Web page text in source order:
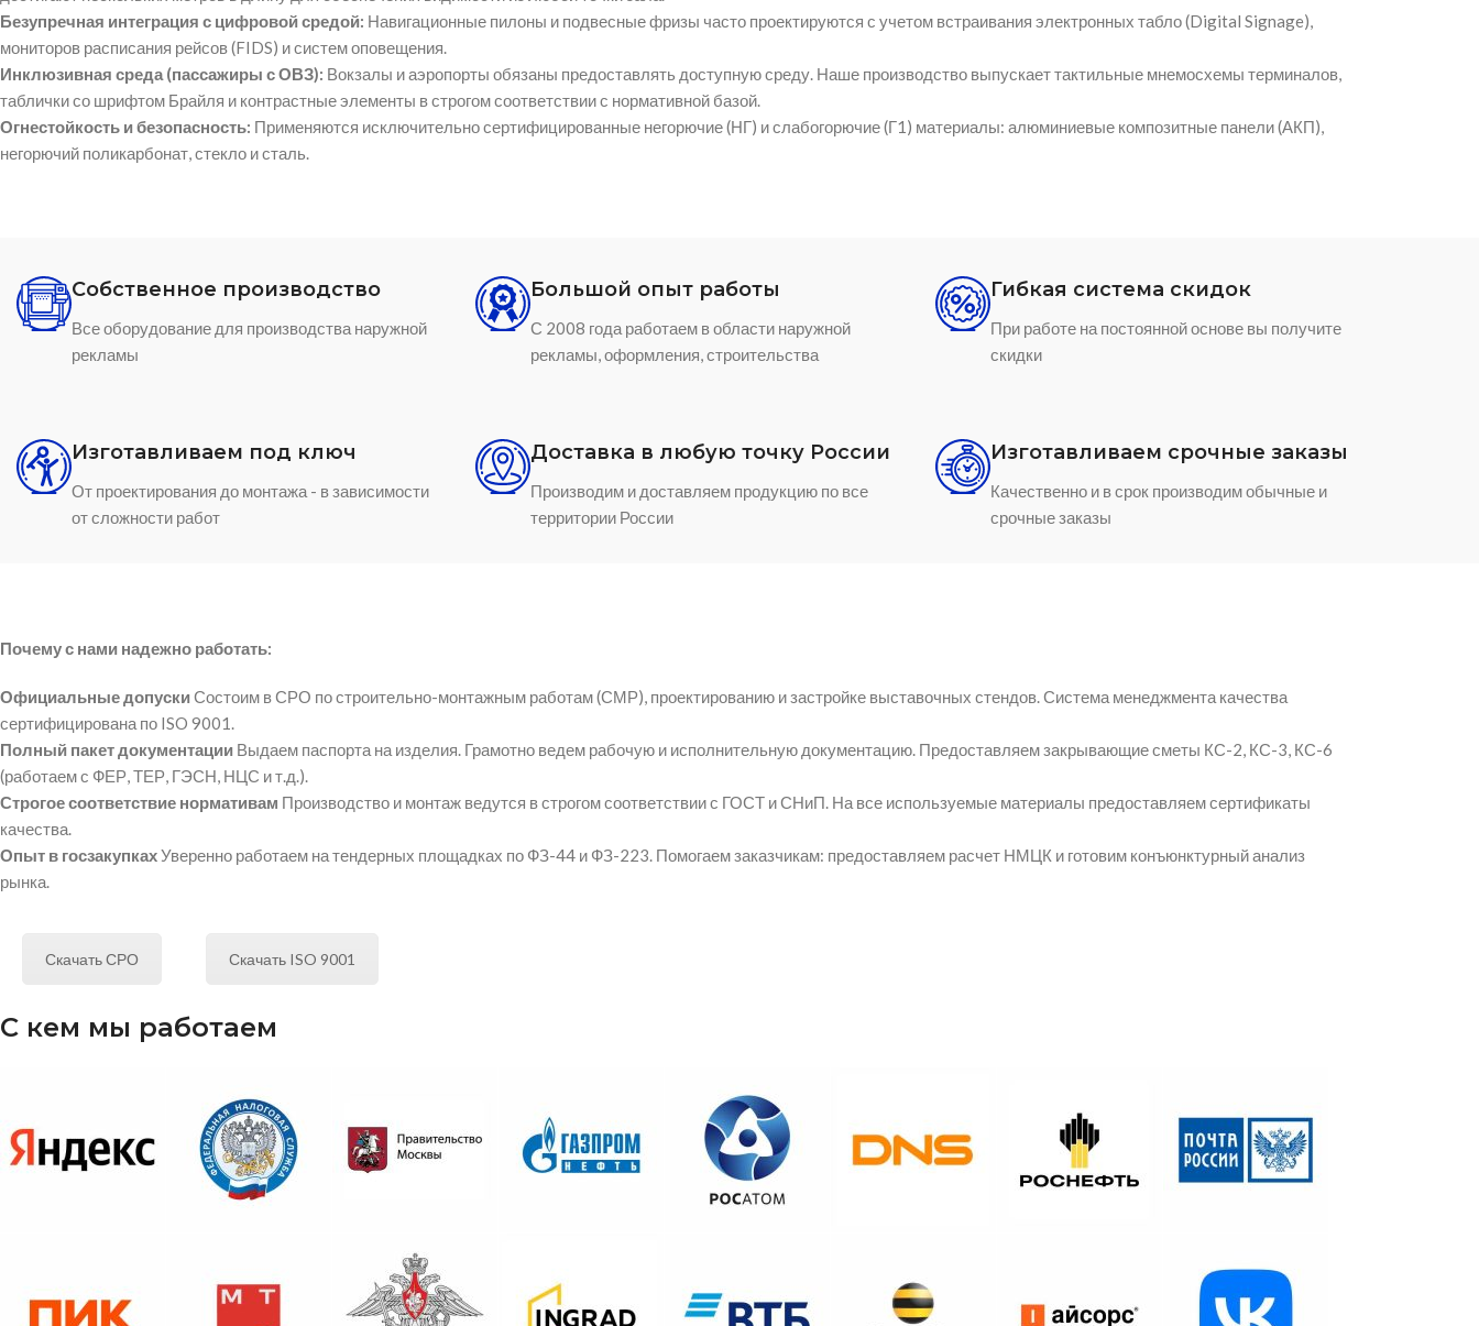
Безупречная интеграция с цифровой средой: Навигационные пилоны и подвесные фризы часто проектируются с учетом встраивания электронных табло (Digital Signage),
мониторов расписания рейсов (FIDS) и систем оповещения.
Инклюзивная среда (пассажиры с ОВЗ): Вокзалы и аэропорты обязаны предоставлять доступную среду. Наше производство выпускает тактильные мнемосхемы терминалов,
таблички со шрифтом Брайля и контрастные элементы в строгом соответствии с нормативной базой.
Огнестойкость и безопасность: Применяются исключительно сертифицированные негорючие (НГ) и слабогорючие (Г1) материалы: алюминиевые композитные панели (АКП),
негорючий поликарбонат, стекло и сталь.
Собственное производство
Все оборудование для производства наружной
рекламы
Большой опыт работы
С 2008 года работаем в области наружной
рекламы, оформления, строительства
Гибкая система скидок
При работе на постоянной основе вы получите
скидки
Изготавливаем под ключ
От проектирования до монтажа - в зависимости
от сложности работ
Доставка в любую точку России
Производим и доставляем продукцию по все
территории России
Изготавливаем срочные заказы
Качественно и в срок производим обычные и
срочные заказы
Почему с нами надежно работать:
Официальные допускиСостоим в СРО по строительно-монтажным работам (СМР), проектированию и застройке выставочных стендов. Система менеджмента качества
сертифицирована по ISO 9001.
Полный пакет документации Выдаем паспорта на изделия. Грамотно ведем рабочую и исполнительную документацию. Предоставляем закрывающие сметы КС-2, КС-3, КС-6
(работаем с ФЕР, ТЕР, ГЭСН, НЦС и т.д.).
Строгое соответствие нормативам Производство и монтаж ведутся в строгом соответствии с ГОСТ и СНиП. На все используемые материалы предоставляем сертификаты
качества.
Опыт в госзакупкахУверенно работаем на тендерных площадках по ФЗ-44 и ФЗ-223. Помогаем заказчикам: предоставляем расчет НМЦК и готовим конъюнктурный анализ
рынка.
Скачать СРО Скачать ISO 9001
С кем мы работаем